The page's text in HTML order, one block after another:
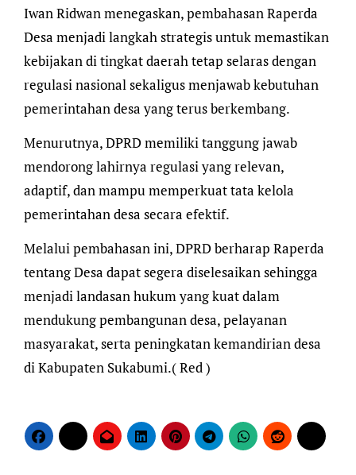
Iwan Ridwan menegaskan, pembahasan Raperda
Desa menjadi langkah strategis untuk memastikan
kebijakan di tingkat daerah tetap selaras dengan
regulasi nasional sekaligus menjawab kebutuhan
pemerintahan desa yang terus berkembang.
Menurutnya, DPRD memiliki tanggung jawab
mendorong lahirnya regulasi yang relevan,
adaptif, dan mampu memperkuat tata kelola
pemerintahan desa secara efektif.
Melalui pembahasan ini, DPRD berharap Raperda
tentang Desa dapat segera diselesaikan sehingga
menjadi landasan hukum yang kuat dalam
mendukung pembangunan desa, pelayanan
masyarakat, serta peningkatan kemandirian desa
di Kabupaten Sukabumi.( Red )